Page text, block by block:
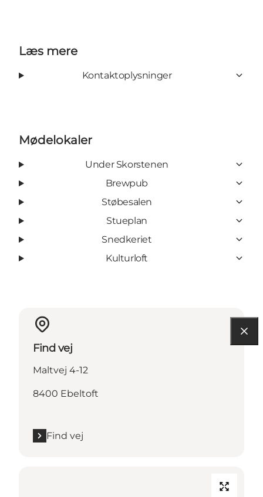
Læs mere
Kontaktoplysninger
Mødelokaler
Under Skorstenen
Brewpub
Støbesalen
Stueplan
Snedkeriet
Kulturloft
Find vej
Maltvej 4-12
8400 Ebeltoft
Find vej